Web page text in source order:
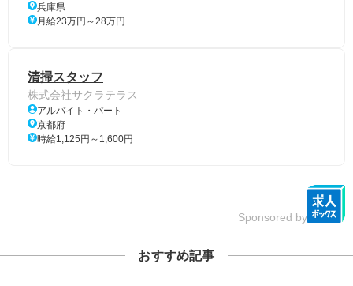
兵庫県
月給23万円～28万円
清掃スタッフ
株式会社サクラテラス
アルバイト・パート
京都府
時給1,125円～1,600円
Sponsored by
おすすめ記事